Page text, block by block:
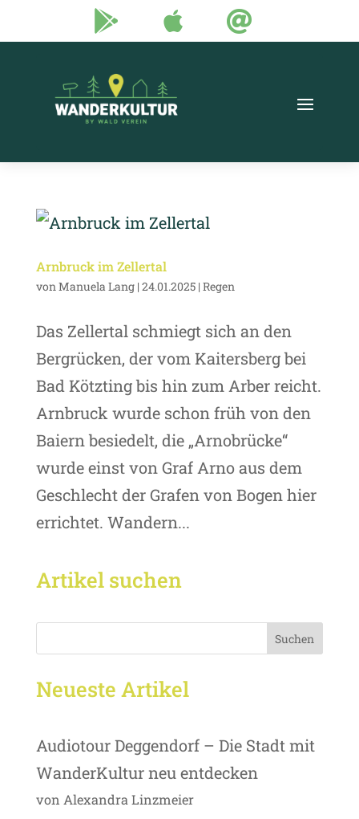
  
Arnbruck im Zellertal
vonManuela Lang| 24.01.2025| Regen
Das Zellertal schmiegt sich an den
Bergrücken, der vom Kaitersberg bei
Bad Kötzting bis hin zum Arber reicht.
Arnbruck wurde schon früh von den
Baiern besiedelt, die „Arnobrücke“
wurde einst von Graf Arno aus dem
Geschlecht der Grafen von Bogen hier
errichtet. Wandern...
Artikel suchen
Suchen
Neueste Artikel
Audiotour Deggendorf – Die Stadt mit
WanderKultur neu entdecken
von Alexandra Linzmeier